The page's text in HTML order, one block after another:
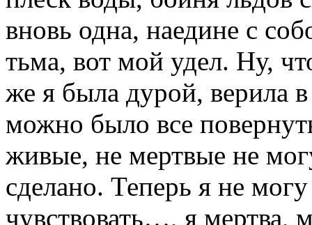
вновь одна, наедине с
тьма, вот мой удел. Ну,
же я была дурой, верила
можно было все
живые, не мертвые не
сделано. Теперь я не
чувствовать…, я мертва,